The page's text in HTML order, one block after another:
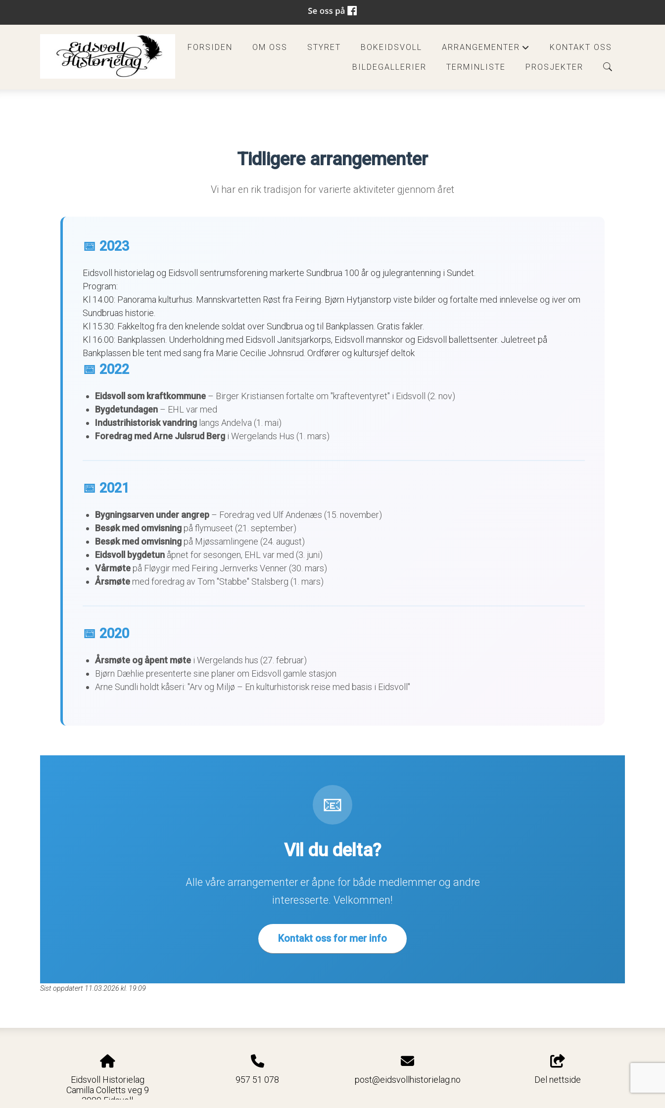
FORSIDEN OM OSS STYRET BOKEIDSVOLL ARRANGEMENTER KONTAKT OSS
BILDEGALLERIER TERMINLISTE PROSJEKTER
Tidligere arrangementer
Vi har en rik tradisjon for varierte aktiviteter gjennom året
📅 2023
Eidsvoll historielag og Eidsvoll sentrumsforening markerte Sundbrua 100 år og julegrantenning i Sundet.
Program:
Kl 14.00: Panorama kulturhus. Mannskvartetten Røst fra Feiring. Bjørn Hytjanstorp viste bilder og fortalte med innlevelse og iver om
Sundbruas historie.
Kl 15.30: Fakkeltog fra den knelende soldat over Sundbrua og til Bankplassen. Gratis fakler.
Kl 16.00: Bankplassen. Underholdning med Eidsvoll Janitsjarkorps, Eidsvoll mannskor og Eidsvoll ballettsenter. Juletreet på
Bankplassen ble tent med sang fra Marie Cecilie Johnsrud. Ordfører og kultursjef deltok
📅 2022
Eidsvoll som kraftkommune – Birger Kristiansen fortalte om "krafteventyret" i Eidsvoll (2. nov)
Bygdetundagen – EHL var med
Industrihistorisk vandring langs Andelva (1. mai)
Foredrag med Arne Julsrud Berg i Wergelands Hus (1. mars)
📅 2021
Bygningsarven under angrep – Foredrag ved Ulf Andenæs (15. november)
Besøk med omvisning på flymuseet (21. september)
Besøk med omvisning på Mjøssamlingene (24. august)
Eidsvoll bygdetun åpnet for sesongen, EHL var med (3. juni)
Vårmøte på Fløygir med Feiring Jernverks Venner (30. mars)
Årsmøte med foredrag av Tom "Stabbe" Stalsberg (1. mars)
📅 2020
Årsmøte og åpent møte i Wergelands hus (27. februar)
Bjørn Dæhlie presenterte sine planer om Eidsvoll gamle stasjon
Arne Sundli holdt kåseri: "Arv og Miljø – En kulturhistorisk reise med basis i Eidsvoll"
📧
Vil du delta?
Alle våre arrangementer er åpne for både medlemmer og andre
interesserte. Velkommen!
Kontakt oss for mer info
Sist oppdatert 11.03.2026 kl. 19:09
Eidsvoll Historielag
Camilla Colletts veg 9
2080 Eidsvoll
957 51 078 post@eidsvollhistorielag.no Del nettside